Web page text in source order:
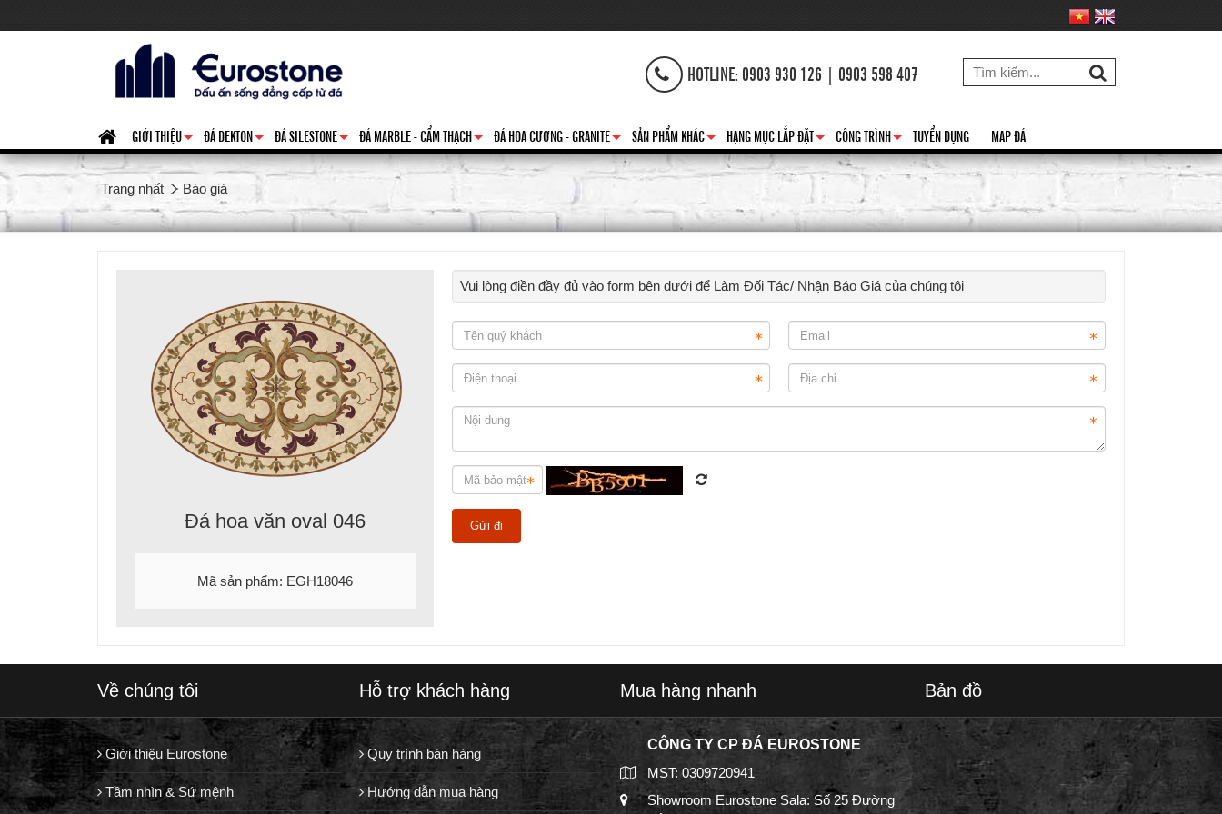
HOTLINE: 0903 930 126 | 0903 598 407
+
GIỚI THIỆU
+
ĐÁ DEKTON
+
ĐÁ SILESTONE
+
ĐÁ MARBLE - CẨM THẠCH
+
ĐÁ HOA CƯƠNG - GRANITE
+
SẢN PHẨM KHÁC
+
HẠNG MỤC LẮP ĐẶT
+
CÔNG TRÌNH TUYỂN DỤNG MAP ĐÁ
Trang nhất Báo giá
Đá hoa văn oval 046
Mã sản phẩm: EGH18046
Vui lòng điền đầy đủ vào form bên dưới để Làm Đối Tác/ Nhận Báo Giá của chúng tôi
Về chúng tôi
Giới thiệu Eurostone
Tầm nhìn & Sứ mệnh
Hỗ trợ khách hàng
Quy trình bán hàng
Hướng dẫn mua hàng
Mua hàng nhanh
CÔNG TY CP ĐÁ EUROSTONE
MST: 0309720941
Showroom Eurostone Sala: Số 25 Đường
Bản đồ